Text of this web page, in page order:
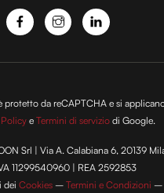
protetto da reCAPTCHA e si
eTermini di servizio di Google.
Srl | Via A. Calabiana 6, 20139
11299540960 | REA 2592853
deiCookies –Termini e Condizioni –